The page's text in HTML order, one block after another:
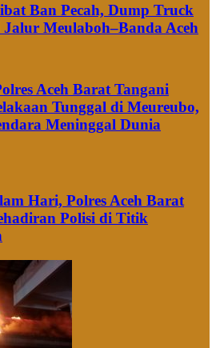
Ban Pecah, Dump Truck
Meulaboh–Banda Aceh
Aceh Barat Tangani
Tunggal di Meureubo,
Meninggal Dunia
Hari, Polres Aceh Barat
Polisi di Titik